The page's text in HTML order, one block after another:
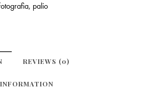
, palio
REVIEWS (0)